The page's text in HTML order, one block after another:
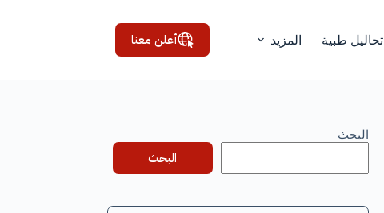
تحاليل طبية المزيد أعلن معنا
البحث
البحث